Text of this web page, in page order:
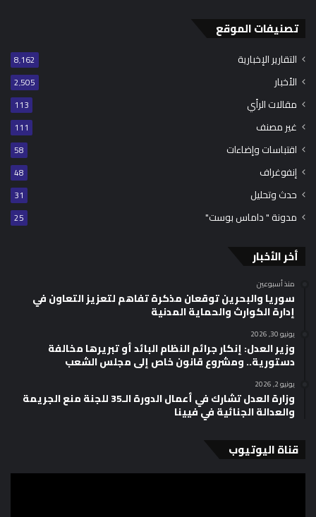
تصنيفات الموقع
التقارير الإخبارية 8٬162
الأخبار 2٬505
مقالات الرأي 113
غير مصنف 111
اقتباسات وإضاءات 58
إنفوغراف 48
حدث وتحليل 31
مدونة " داماس بوست" 25
أخر الأخبار
منذ أسبوعين
سوريا والبحرين توقعان مذكرة تفاهم لتعزيز التعاون في
إدارة الكوارث والحماية المدنية
يونيو 30, 2026
وزير العدل: إنكار جرائم النظام البائد أو تبريرها مخالفة
دستورية.. ومشروع قانون خاص إلى مجلس الشعب
يونيو 2, 2026
وزارة العدل تشارك في أعمال الدورة الـ35 للجنة منع الجريمة
والعدالة الجنائية في فيينا
قناة اليوتيوب